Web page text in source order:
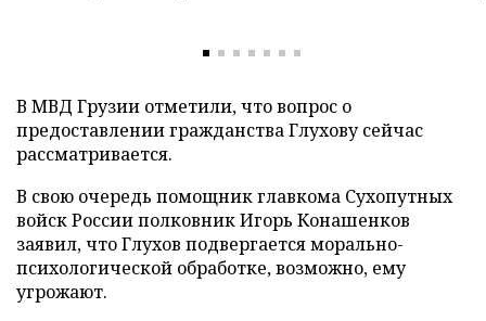
В МВД Грузии отметили, что вопрос о
предоставлении гражданства Глухову сейчас
рассматривается.
В свою очередь помощник главкома Сухопутных
войск России полковник Игорь Конашенков
заявил, что Глухов подвергается морально-
психологической обработке, возможно, ему
угрожают.